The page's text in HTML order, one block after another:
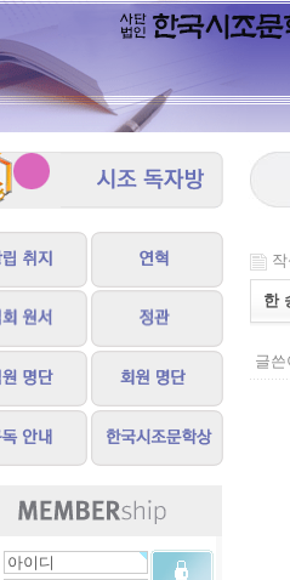
한
글쓴